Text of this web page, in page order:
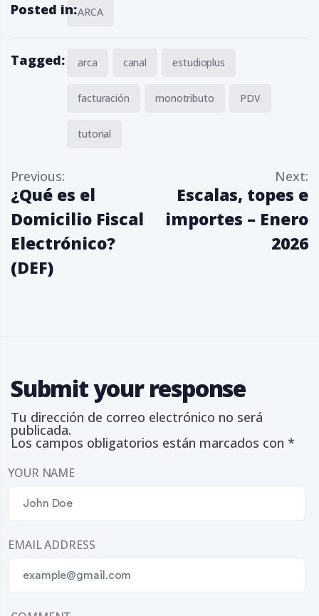
Posted in:ARCA
Tagged: arca canal estudioplus
facturación monotributo PDV
tutorial
N
a
v
e
g
a
c
i
ó
a
d
s
Previous:
¿Qué es el
Domicilio Fiscal
Electrónico?
(DEF)
Next:
Escalas, topes e
importes – Enero
2026
Submit your response
Tu dirección de correo electrónico no será
publicada.
Los campos obligatorios están marcados con *
YOUR NAME
EMAIL ADDRESS